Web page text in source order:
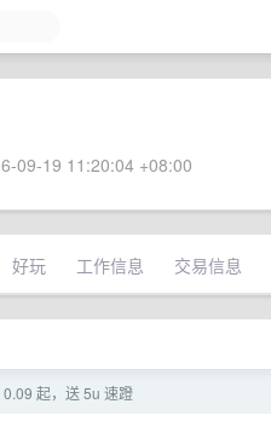
09-19 11:20:04 +08:00
好玩 工作信息 交易信息
起，送 5u 速蹬